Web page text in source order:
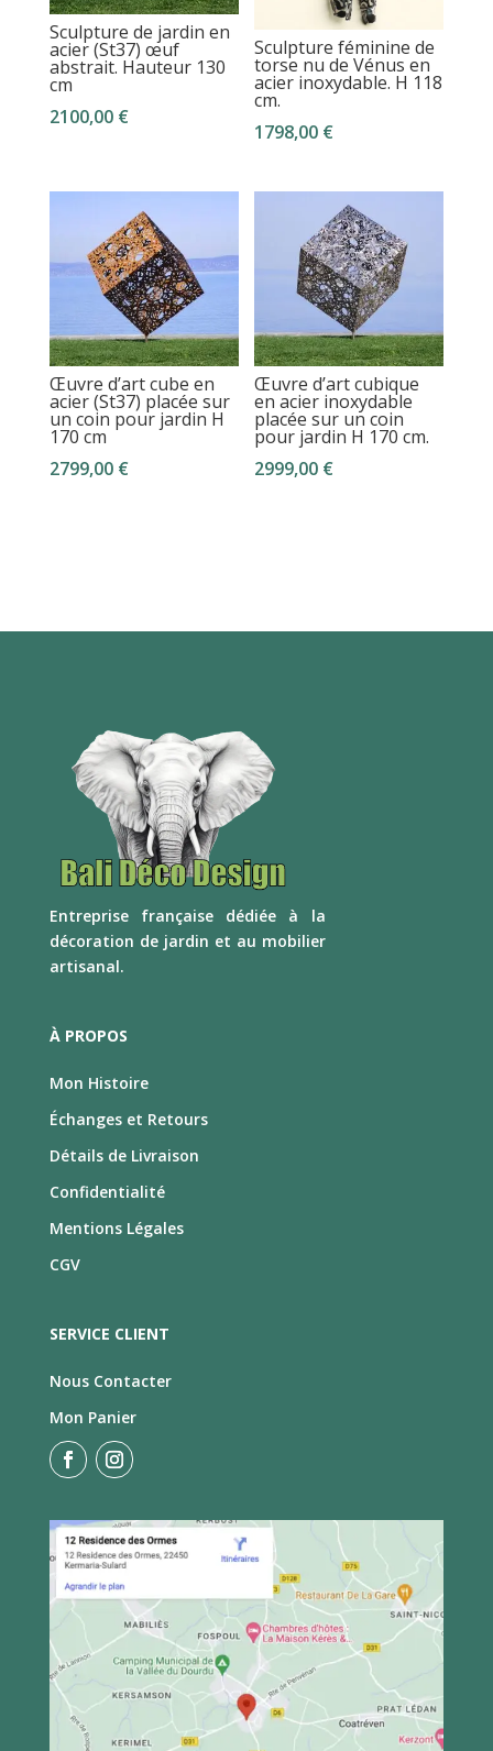
Sculpture de jardin en
acier (St37) œuf
abstrait. Hauteur 130
cm
2100,00 €
Sculpture féminine de
torse nu de Vénus en
acier inoxydable. H 118
cm.
1798,00 €
Œuvre d’art cube en
acier (St37) placée sur
un coin pour jardin H
170 cm
2799,00 €
Œuvre d’art cubique
en acier inoxydable
placée sur un coin
pour jardin H 170 cm.
2999,00 €
Entreprise française dédiée à la
décoration de jardin et au mobilier
artisanal.
À PROPOS
Mon Histoire
Échanges et Retours
Détails de Livraison
Confidentialité
Mentions Légales
CGV
SERVICE CLIENT
Nous Contacter
Mon Panier